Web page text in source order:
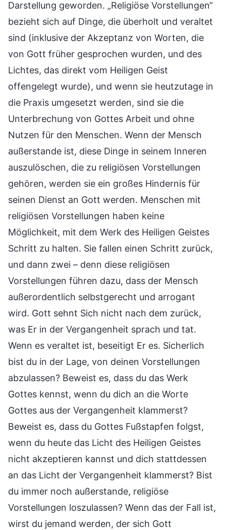
Darstellung geworden. „Religiöse Vorstellungen“
bezieht sich auf Dinge, die überholt und veraltet
sind (inklusive der Akzeptanz von Worten, die
von Gott früher gesprochen wurden, und des
Lichtes, das direkt vom Heiligen Geist
offengelegt wurde), und wenn sie heutzutage in
die Praxis umgesetzt werden, sind sie die
Unterbrechung von Gottes Arbeit und ohne
Nutzen für den Menschen. Wenn der Mensch
außerstande ist, diese Dinge in seinem Inneren
auszulöschen, die zu religiösen Vorstellungen
gehören, werden sie ein großes Hindernis für
seinen Dienst an Gott werden. Menschen mit
religiösen Vorstellungen haben keine
Möglichkeit, mit dem Werk des Heiligen Geistes
Schritt zu halten. Sie fallen einen Schritt zurück,
und dann zwei – denn diese religiösen
Vorstellungen führen dazu, dass der Mensch
außerordentlich selbstgerecht und arrogant
wird. Gott sehnt Sich nicht nach dem zurück,
was Er in der Vergangenheit sprach und tat.
Wenn es veraltet ist, beseitigt Er es. Sicherlich
bist du in der Lage, von deinen Vorstellungen
abzulassen? Beweist es, dass du das Werk
Gottes kennst, wenn du dich an die Worte
Gottes aus der Vergangenheit klammerst?
Beweist es, dass du Gottes Fußstapfen folgst,
wenn du heute das Licht des Heiligen Geistes
nicht akzeptieren kannst und dich stattdessen
an das Licht der Vergangenheit klammerst? Bist
du immer noch außerstande, religiöse
Vorstellungen loszulassen? Wenn das der Fall ist,
wirst du jemand werden, der sich Gott